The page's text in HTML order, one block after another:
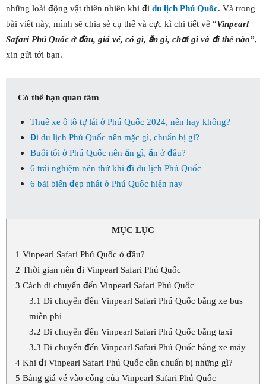
những loài động vật thiên nhiên khi đi du lịch Phú Quốc. Và trong
bài viết này, mình sẽ chia sẻ cụ thể và cực kì chi tiết về “Vinpearl
Safari Phú Quốc ở đâu, giá vé, có gì, ăn gì, chơi gì và đi thế nào”,
xin gửi tới bạn.
Có thể bạn quan tâm
Thuê xe ô tô tự lái ở Phú Quốc 2024, nên hay không?
Đi du lịch Phú Quốc nên mặc gì, chuẩn bị gì?
Buổi tối ở Phú Quốc nên ăn gì, ăn ở đâu?
6 trải nghiệm nên thử khi đi du lịch Phú Quốc
6 bãi biển đẹp nhất ở Phú Quốc hiện nay
MỤC LỤC
1 Vinpearl Safari Phú Quốc ở đâu?
2 Thời gian nên đi Vinpearl Safari Phú Quốc
3 Cách di chuyển đến Vinpearl Safari Phú Quốc
3.1 Di chuyển đến Vinpearl Safari Phú Quốc bằng xe bus
miễn phí
3.2 Di chuyển đến Vinpearl Safari Phú Quốc bằng taxi
3.3 Di chuyển đến Vinpearl Safari Phú Quốc bằng xe máy
4 Khi đi Vinpearl Safari Phú Quốc cần chuẩn bị những gì?
5 Bảng giá vé vào cổng của Vinpearl Safari Phú Quốc